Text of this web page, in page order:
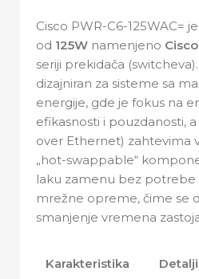
Cisco PWR-C6-125WAC=
od 125W namenjeno
seriji prekidača
dizajniran za sisteme sa
energije, gde je fokus na
efikasnosti i pouzdanosti,
over Ethernet) zahtevima
„hot-swappable“
laku zamenu bez potrebe
mrežne opreme, čime se
smanjenje vremena
Karakteristika